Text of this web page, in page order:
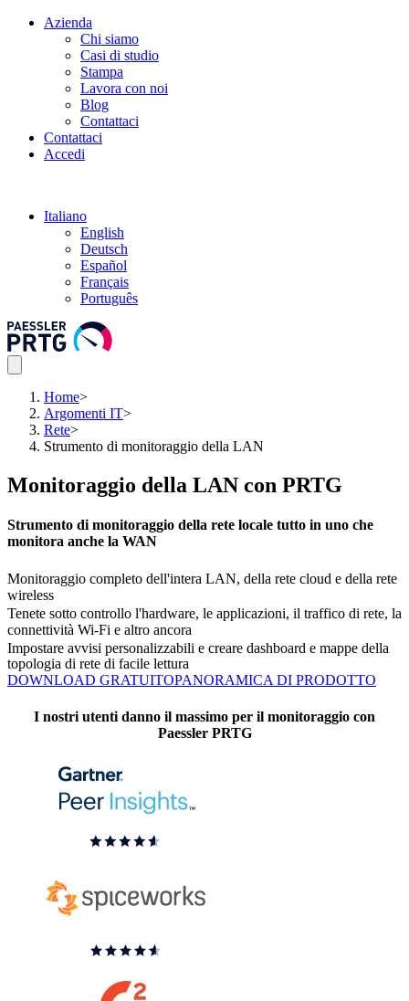
Azienda
Chi siamo
Casi di studio
Stampa
Lavora con noi
Blog
Contattaci
Contattaci
Accedi
Italiano
English
Deutsch
Español
Français
Português
Home>
Argomenti IT>
Rete>
Strumento di monitoraggio della LAN
Monitoraggio della LAN con PRTG
Strumento di monitoraggio della rete locale tutto in uno che
monitora anche la WAN
Monitoraggio completo dell'intera LAN, della rete cloud e della rete
wireless
Tenete sotto controllo l'hardware, le applicazioni, il traffico di rete, la
connettività Wi-Fi e altro ancora
Impostare avvisi personalizzabili e creare dashboard e mappe della
topologia di rete di facile lettura
DOWNLOAD GRATUITOPANORAMICA DI PRODOTTO
I nostri utenti danno il massimo per il monitoraggio con
Paessler PRTG